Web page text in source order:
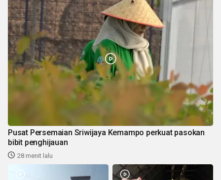
Pusat Persemaian Sriwijaya Kemampo perkuat pasokan
bibit penghijauan
28 menit lalu